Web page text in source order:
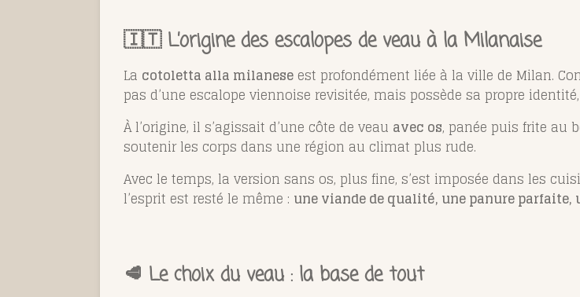
🇮🇹 L’origine des escalopes de veau à la Milanaise
La cotoletta alla milanese est profondément liée à la ville de Milan.
pas d’une escalope viennoise revisitée, mais possède sa propre
À l’origine, il s’agissait d’une côte de veau avec os, panée puis frite au
soutenir les corps dans une région au climat plus rude.
Avec le temps, la version sans os, plus fine, s’est imposée dans les
l’esprit est resté le même : une viande de qualité, une panure
🥩 Le choix du veau : la base de tout